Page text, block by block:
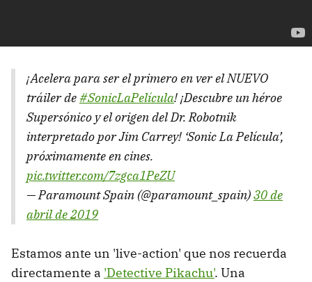
¡Acelera para ser el primero en ver el NUEVO
tráiler de#SonicLaPelícula! ¡Descubre un héroe
Supersónico y el origen del Dr. Robotnik
interpretado por Jim Carrey! ‘Sonic La Película’,
próximamente en cines.
pic.twitter.com/7zgca1PeZU
— Paramount Spain (@paramount_spain)30 de
abril de 2019
Estamos ante un 'live-action' que nos recuerda
directamente a 'Detective Pikachu'. Una